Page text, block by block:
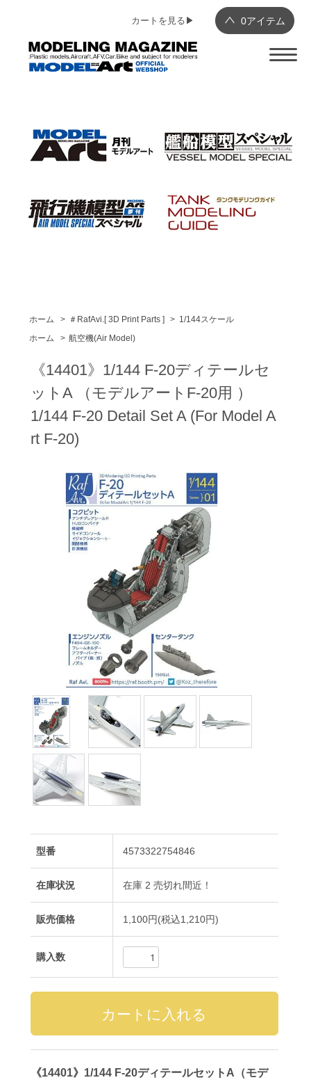
0アイテム
カートを見る▶︎
ホーム > ＃RafAvi.[ 3D Print Parts ] > 1/144スケール
ホーム
> 航空機(Air Model)
《14401》1/144 F-20ディテールセ
ットA （モデルアートF-20用 ）
1/144 F-20 Detail Set A (For Model A
rt F-20)
型番 4573322754846
在庫状況 在庫 2 売切れ間近！
販売価格 1,100円(税込1,210円)
購入数
《14401》1/144 F-20ディテールセットA（モデ